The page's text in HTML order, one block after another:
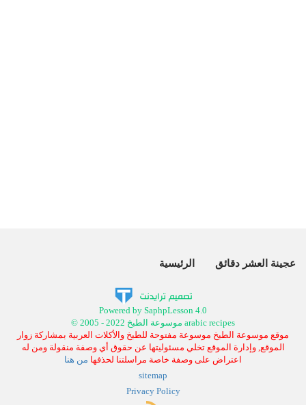
عجينة العشر دقائق الرئيسية
Powered by SaphpLesson 4.0
© 2005 - 2022 موسوعة الطبخ arabic recipes
موقع موسوعة الطبخ موسوعة مفتوحة للطبخ والأكلات العربية بمشاركة زوار
الموقع, وإدارة الموقع تخلي مسئوليتها عن حقوق أي وصفة منقولة ومن له
اعتراض على وصفة خاصة مراسلتنا لحذفها من هنا
sitemap
Privacy Policy